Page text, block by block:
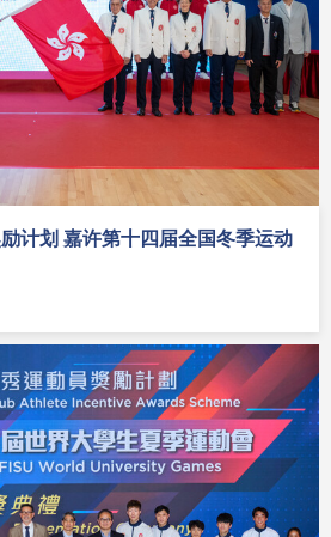
计划 嘉许第十四届全国冬季运动